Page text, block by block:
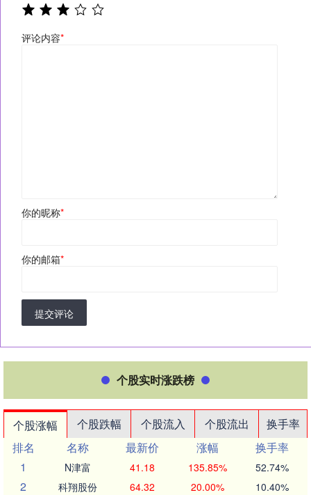
评论内容*
你的昵称*
你的邮箱*
提交评论
个股实时涨跌榜
个股涨幅 个股跌幅 个股流入 个股流出
换手率
排名
名称 最新价 涨幅
换手率
1
N津富 41.18 135.85% 52.74%
2 科翔股份 64.32 20.00% 10.40%